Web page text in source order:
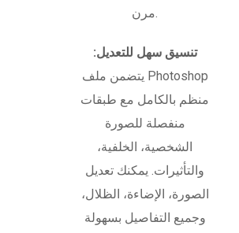
مرن.
تنسيق سهل للتعديل:
يتضمن ملف Photoshop
منظم بالكامل مع طبقات
منفصلة للصورة
الشخصية، الخلفية،
والتأثيرات. يمكنك تعديل
الصورة، الإضاءة، الظلال،
وجميع التفاصيل بسهولة